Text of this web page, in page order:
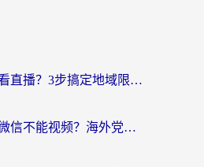
咪咕在海外怎么看直播？3步搞定地域限制，还能畅看腾讯视频与国内热剧
迪拜网络为什么微信不能视频？海外党必看的回国加速全攻略